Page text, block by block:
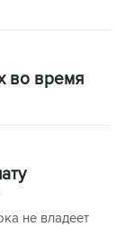
во время
не владеет